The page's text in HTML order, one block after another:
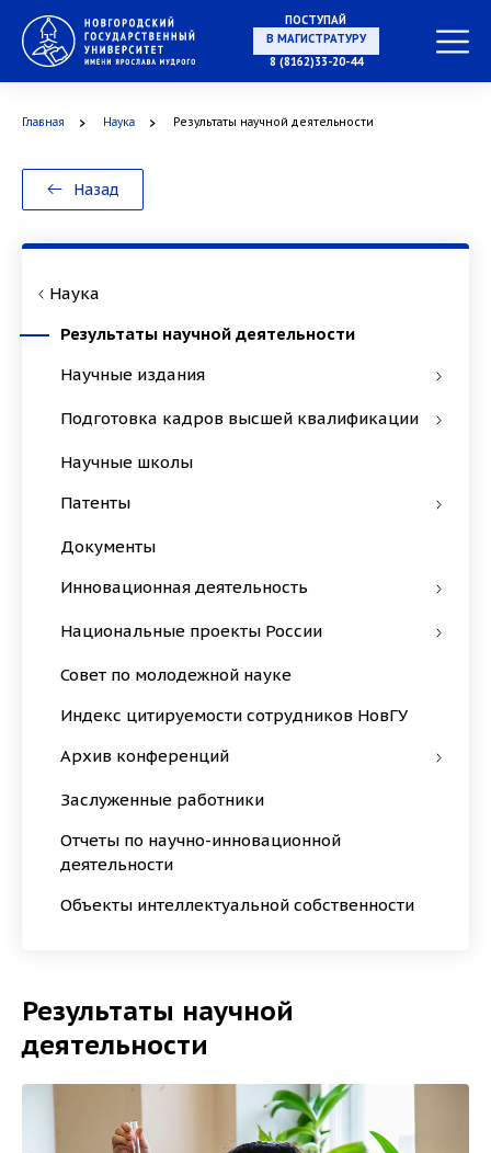
ПОСТУПАЙ
В МАГИСТРАТУРУ
В ОРДИНАТУРУ
8 (8162)33-20-44
Главная Наука Результаты научной деятельности
Назад
Наука
Результаты научной деятельности
Научные издания
Подготовка кадров высшей квалификации
Научные школы
Патенты
Документы
Инновационная деятельность
Национальные проекты России
Совет по молодежной науке
Индекс цитируемости сотрудников НовГУ
Архив конференций
Заслуженные работники
Отчеты по научно-инновационной
деятельности
Объекты интеллектуальной собственности
Результаты научной
деятельности